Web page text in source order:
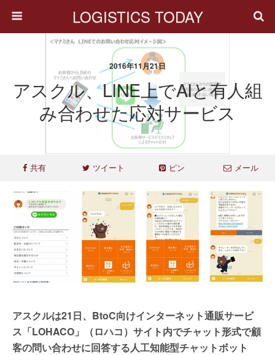
LOGISTICS TODAY
2016年11月21日
アスクル、LINE上でAIと有人組
み合わせた応対サービス
共有 ツイート ピン メール
アスクルは21日、BtoC向けインターネット通販サービ
ス「LOHACO」（ロハコ）サイト内でチャット形式で顧
客の問い合わせに回答する人工知能型チャットボット